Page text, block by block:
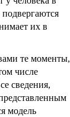
их в
те моменты,
числе
сведения,
модель